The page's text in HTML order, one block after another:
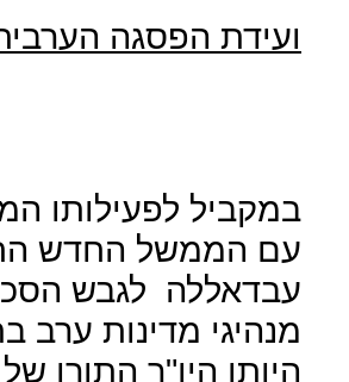
ועידת הפסגה
במקביל לפעילותו
עם הממשל החדש
עבדאללה לגבש
מנהיגי מדינות ערב
היותו היו"ר התורן